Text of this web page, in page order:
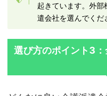
起きています。外
遣会社を選んでくだ
選び方のポイント3